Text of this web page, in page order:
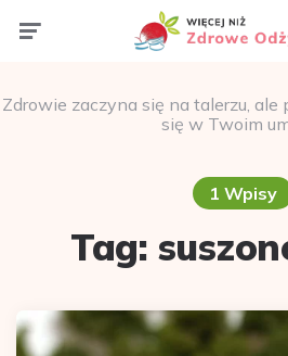
Zdrowie zaczyna się na talerzu,
się w Twoim
1 Wpisy
Tag: